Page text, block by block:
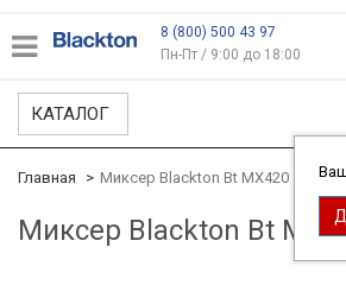
8 (800) 500 43 97
Пн-Пт / 9:00 до 18:00
КАТАЛОГ
Главная Миксер Blackton Bt MX420
Миксер Blackton Bt